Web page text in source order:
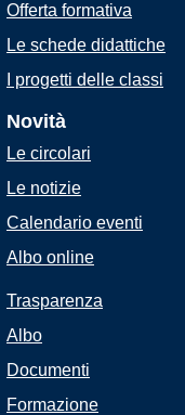
Offerta formativa
Le schede didattiche
I progetti delle classi
Novità
Le circolari
Le notizie
Calendario eventi
Albo online
Trasparenza
Albo
Documenti
Formazione